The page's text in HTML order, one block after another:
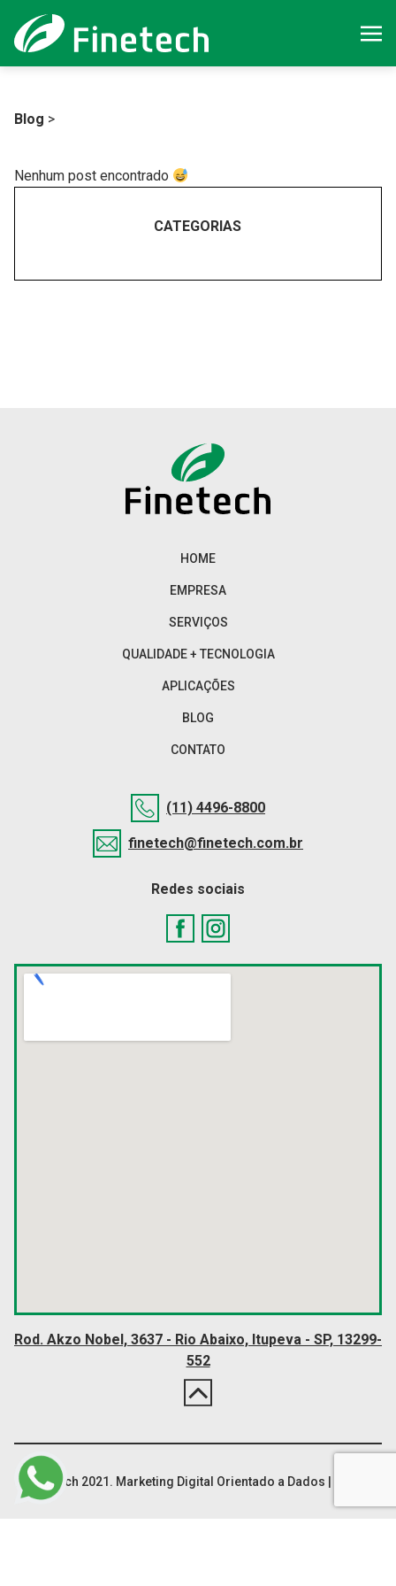
Blog >
Nenhum post encontrado
CATEGORIAS
HOME
EMPRESA
SERVIÇOS
QUALIDADE + TECNOLOGIA
APLICAÇÕES
BLOG
CONTATO
(11) 4496-8800
finetech@finetech.com.br
Redes sociais
Rod. Akzo Nobel, 3637 - Rio Abaixo, Itupeva - SP, 13299-
552
Finetech 2021. Marketing Digital Orientado a Dados |